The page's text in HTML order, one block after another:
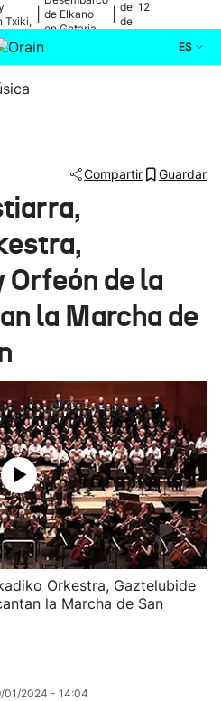
Txiki,
de Elkano
en Getaria
del 12
de
ES
Compartir Guardar
de la
la Marcha de
Orkestra, Gaztelubide
la Marcha de San
01/2024 - 14:04